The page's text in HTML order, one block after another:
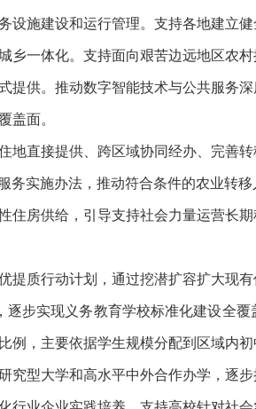
设施建设和运行管理。支持各地建立
乡一体化。支持面向艰苦边远地区农
提供。推动数字智能技术与公共服务
盖面。
地直接提供、跨区域协同经办、完善
务实施办法，推动符合条件的农业转
房供给，引导支持社会力量运营长期
提质行动计划，通过挖潜扩容扩大现
步实现义务教育学校标准化建设全
例，主要依据学生规模分配到区域内
究型大学和高水平中外合作办学，逐